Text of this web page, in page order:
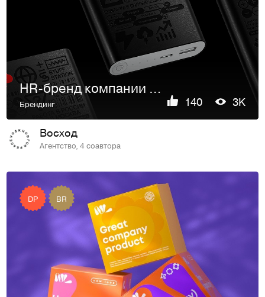
HR-бренд компании hh.ru
Брендинг 140 3K
Восход
Агентство, 4 соавтора
DP BR